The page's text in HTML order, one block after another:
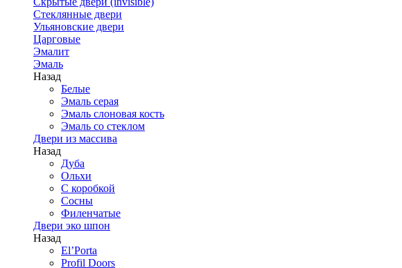
Стеклянные двери
Ульяновские двери
Царговые
Эмалит
Эмаль
Назад
Белые
Эмаль серая
Эмаль слоновая кость
Эмаль со стеклом
Двери из массива
Назад
Дуба
Ольхи
С коробкой
Сосны
Филенчатые
Двери эко шпон
Назад
El’Porta
Profil Doors